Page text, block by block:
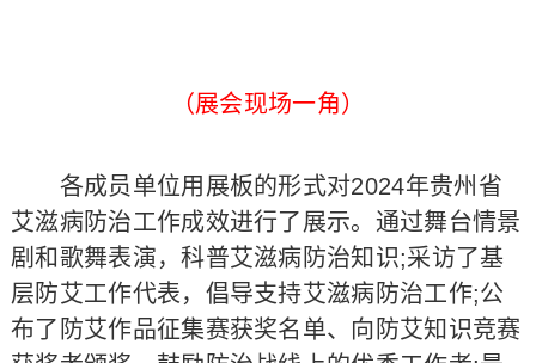
（展会现场一角）
各成员单位用展板的形式对2024年贵州省
艾滋病防治工作成效进行了展示。通过舞台情景
剧和歌舞表演，科普艾滋病防治知识;采访了基
层防艾工作代表，倡导支持艾滋病防治工作;公
布了防艾作品征集赛获奖名单、向防艾知识竞赛